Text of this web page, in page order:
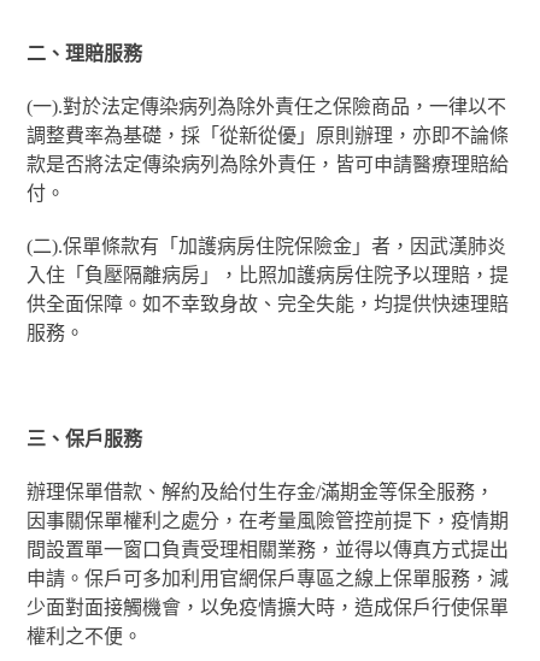
二、理賠服務
(一).對於法定傳染病列為除外責任之保險商品，一律以不
調整費率為基礎，採「從新從優」原則辦理，亦即不論條
款是否將法定傳染病列為除外責任，皆可申請醫療理賠給
付。
(二).保單條款有「加護病房住院保險金」者，因武漢肺炎
入住「負壓隔離病房」，比照加護病房住院予以理賠，提
供全面保障。如不幸致身故、完全失能，均提供快速理賠
服務。
三、保戶服務
辦理保單借款、解約及給付生存金/滿期金等保全服務，
因事關保單權利之處分，在考量風險管控前提下，疫情期
間設置單一窗口負責受理相關業務，並得以傳真方式提出
申請。保戶可多加利用官網保戶專區之線上保單服務，減
少面對面接觸機會，以免疫情擴大時，造成保戶行使保單
權利之不便。